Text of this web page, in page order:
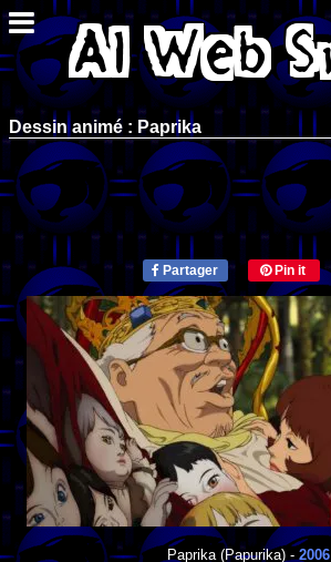
Dessin animé : Paprika
Partager Pin it
Paprika(Papurika) - 2006